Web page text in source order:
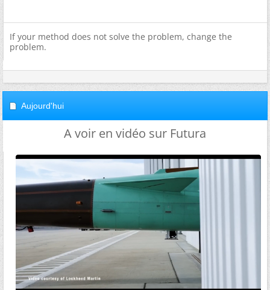
If your method does not solve the problem, change the
problem.
Aujourd'hui
A voir en vidéo sur Futura